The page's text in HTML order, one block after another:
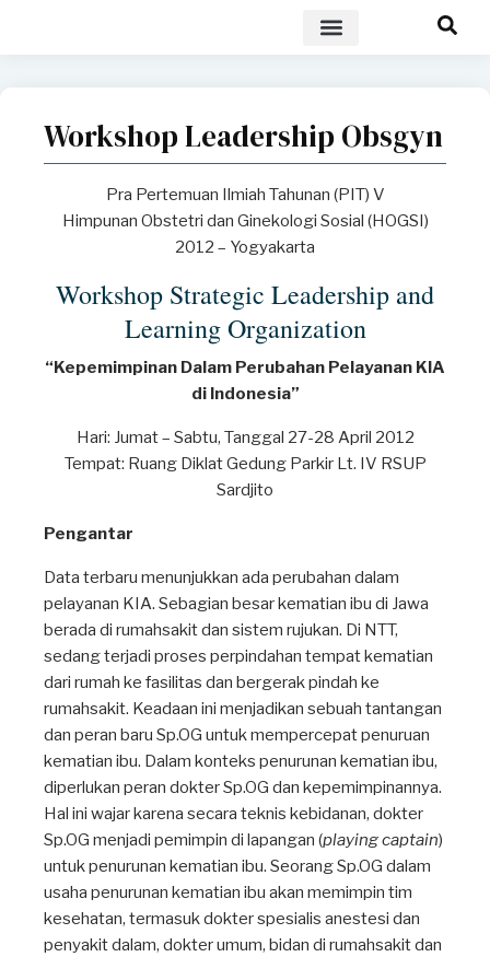
Workshop Leadership Obsgyn
Pra Pertemuan Ilmiah Tahunan (PIT) V
Himpunan Obstetri dan Ginekologi Sosial (HOGSI)
2012 – Yogyakarta
Workshop Strategic Leadership and
Learning Organization
“Kepemimpinan Dalam Perubahan Pelayanan KIA
di Indonesia”
Hari: Jumat – Sabtu, Tanggal 27-28 April 2012
Tempat: Ruang Diklat Gedung Parkir Lt. IV RSUP
Sardjito
Pengantar
Data terbaru menunjukkan ada perubahan dalam
pelayanan KIA. Sebagian besar kematian ibu di Jawa
berada di rumahsakit dan sistem rujukan. Di NTT,
sedang terjadi proses perpindahan tempat kematian
dari rumah ke fasilitas dan bergerak pindah ke
rumahsakit. Keadaan ini menjadikan sebuah tantangan
dan peran baru Sp.OG untuk mempercepat penuruan
kematian ibu. Dalam konteks penurunan kematian ibu,
diperlukan peran dokter Sp.OG dan kepemimpinannya.
Hal ini wajar karena secara teknis kebidanan, dokter
Sp.OG menjadi pemimpin di lapangan (playing captain)
untuk penurunan kematian ibu. Seorang Sp.OG dalam
usaha penurunan kematian ibu akan memimpin tim
kesehatan, termasuk dokter spesialis anestesi dan
penyakit dalam, dokter umum, bidan di rumahsakit dan